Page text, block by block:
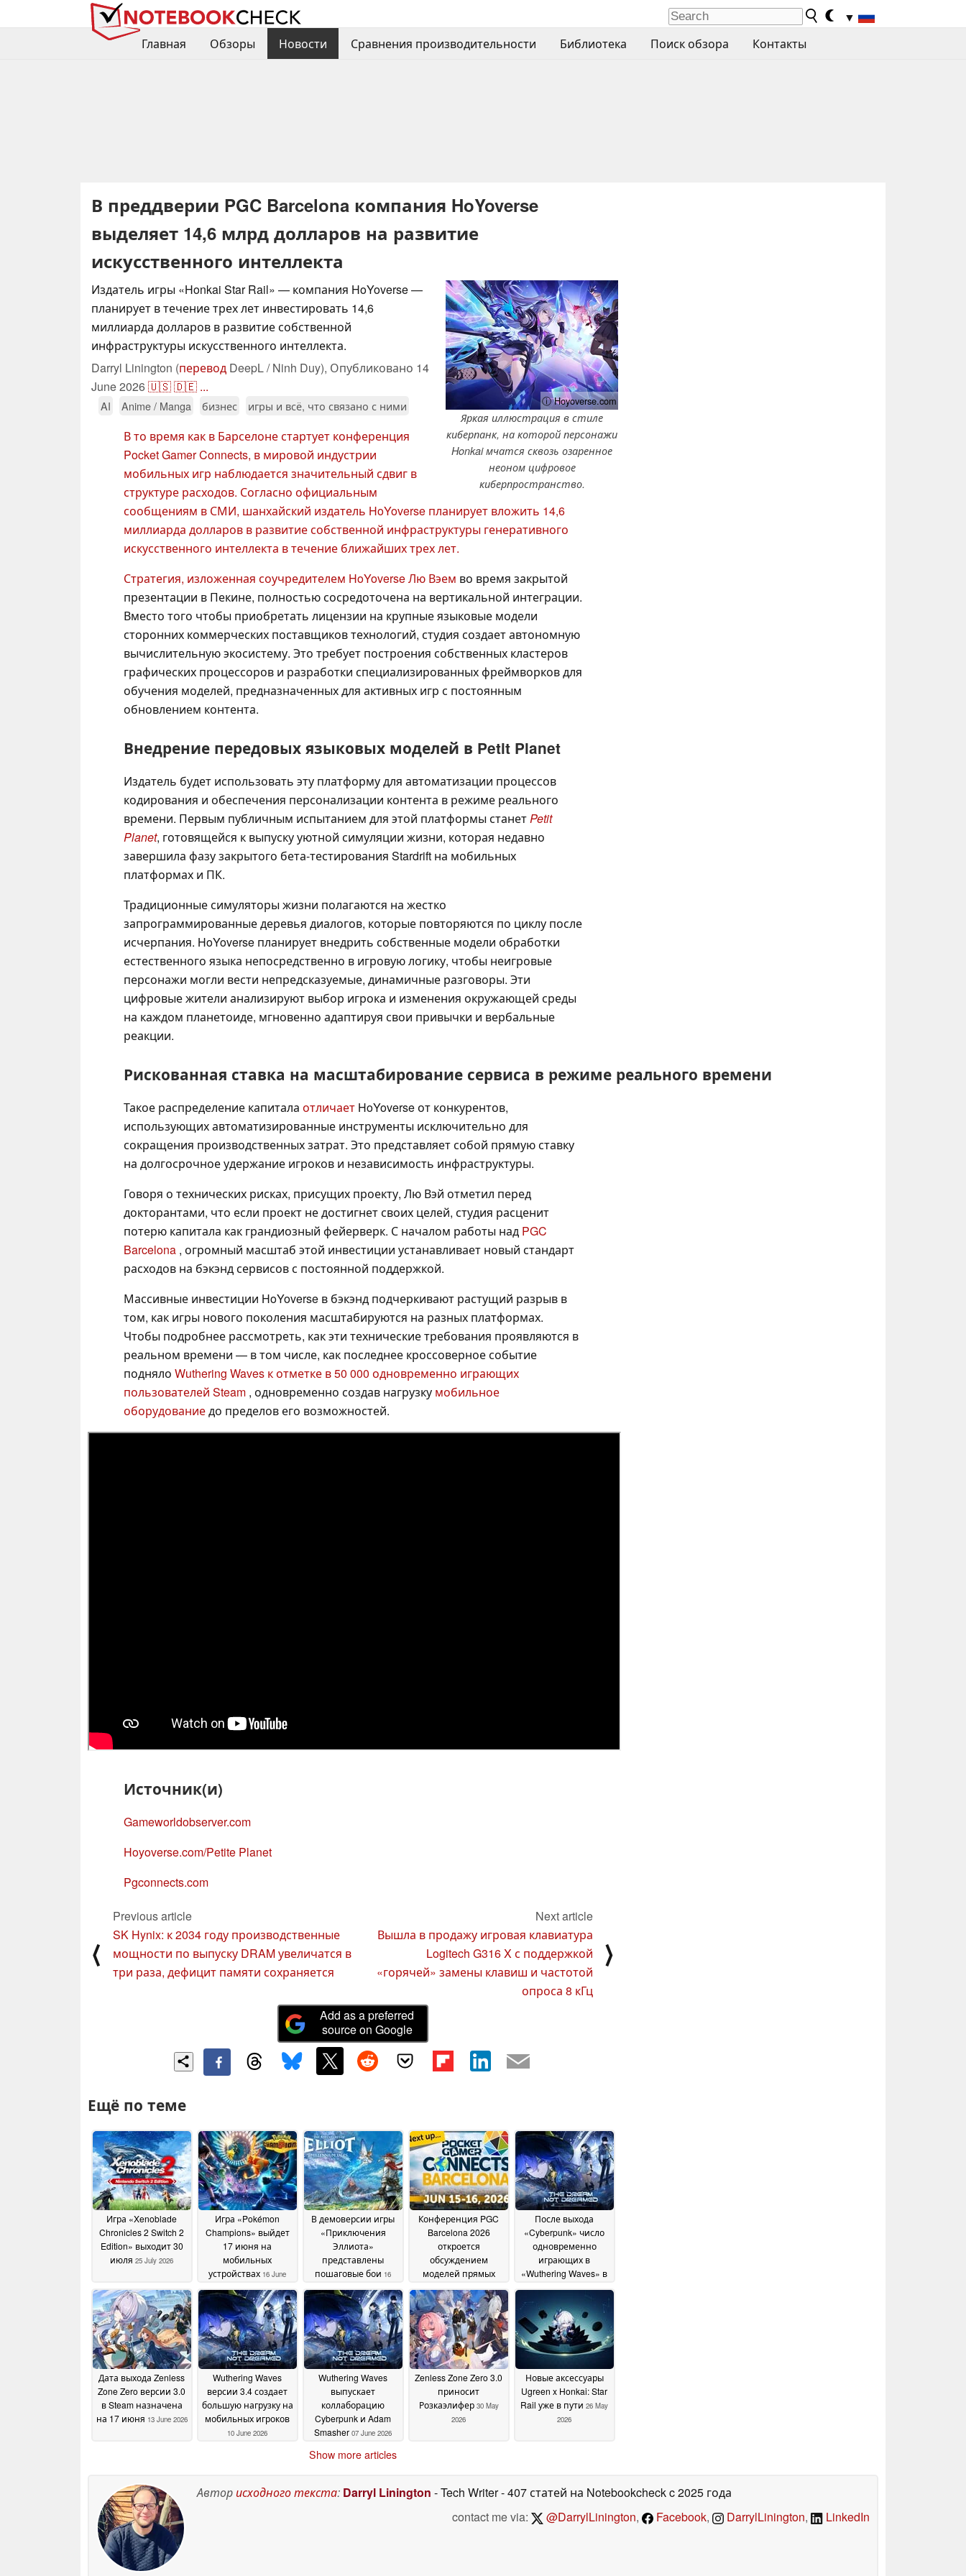
▼
Главная
Обзоры Новости Сравнения производительности Библиотека Поиск обзора Контакты
В преддверии PGC Barcelona компания HoYoverse
выделяет 14,6 млрд долларов на развитие
искусственного интеллекта
ⓘ Hoyoverse.com
Яркая иллюстрация в стиле
киберпанк, на которой персонажи
Honkai мчатся сквозь озаренное
неоном цифровое
киберпространство.
Издатель игры «Honkai Star Rail» — компания HoYoverse —
планирует в течение трех лет инвестировать 14,6
миллиарда долларов в развитие собственной
инфраструктуры искусственного интеллекта.
Darryl Linington (перевод DeepL / Ninh Duy), Опубликовано 14
June 2026🇺🇸🇩🇪 ...
AI Anime / Manga бизнес игры и всё, что связано с ними
В то время как в Барселоне стартует конференция
Pocket Gamer Connects, в мировой индустрии
мобильных игр наблюдается значительный сдвиг в
структуре расходов. Согласно официальным
сообщениям в СМИ, шанхайский издатель HoYoverse планирует вложить 14,6
миллиарда долларов в развитие собственной инфраструктуры генеративного
искусственного интеллекта в течение ближайших трех лет.
Стратегия, изложенная соучредителем HoYoverse Лю Вэем во время закрытой
презентации в Пекине, полностью сосредоточена на вертикальной интеграции.
Вместо того чтобы приобретать лицензии на крупные языковые модели
сторонних коммерческих поставщиков технологий, студия создает автономную
вычислительную экосистему. Это требует построения собственных кластеров
графических процессоров и разработки специализированных фреймворков для
обучения моделей, предназначенных для активных игр с постоянным
обновлением контента.
Внедрение передовых языковых моделей в Petit Planet
Издатель будет использовать эту платформу для автоматизации процессов
кодирования и обеспечения персонализации контента в режиме реального
времени. Первым публичным испытанием для этой платформы станетPetit
Planet, готовящейся к выпуску уютной симуляции жизни, которая недавно
завершила фазу закрытого бета-тестирования Stardrift на мобильных
платформах и ПК.
Традиционные симуляторы жизни полагаются на жестко
запрограммированные деревья диалогов, которые повторяются по циклу после
исчерпания. HoYoverse планирует внедрить собственные модели обработки
естественного языка непосредственно в игровую логику, чтобы неигровые
персонажи могли вести непредсказуемые, динамичные разговоры. Эти
цифровые жители анализируют выбор игрока и изменения окружающей среды
на каждом планетоиде, мгновенно адаптируя свои привычки и вербальные
реакции.
Рискованная ставка на масштабирование сервиса в режиме реального времени
Такое распределение капитала отличает HoYoverse от конкурентов,
использующих автоматизированные инструменты исключительно для
сокращения производственных затрат. Это представляет собой прямую ставку
на долгосрочное удержание игроков и независимость инфраструктуры.
Говоря о технических рисках, присущих проекту, Лю Вэй отметил перед
докторантами, что если проект не достигнет своих целей, студия расценит
потерю капитала как грандиозный фейерверк. С началом работы над PGC
Barcelona , огромный масштаб этой инвестиции устанавливает новый стандарт
расходов на бэкэнд сервисов с постоянной поддержкой.
Массивные инвестиции HoYoverse в бэкэнд подчеркивают растущий разрыв в
том, как игры нового поколения масштабируются на разных платформах.
Чтобы подробнее рассмотреть, как эти технические требования проявляются в
реальном времени — в том числе, как последнее кроссоверное событие
подняло Wuthering Waves к отметке в 50 000 одновременно играющих
пользователей Steam , одновременно создав нагрузку мобильное
оборудованиедо пределов его возможностей.
Источник(и)
Gameworldobserver.com
Hoyoverse.com/Petite Planet
Pgconnects.com
⟨
Previous article
SK Hynix: к 2034 году производственные
мощности по выпуску DRAM увеличатся в
три раза, дефицит памяти сохраняется
Next article
Вышла в продажу игровая клавиатура
Logitech G316 X с поддержкой
«горячей» замены клавиш и частотой
опроса 8 кГц
⟩
Add as a preferred
source on Google
Ещё по теме
Игра «Xenoblade
Chronicles 2 Switch 2
Edition» выходит 30
июля 25 July 2026
Игра «Pokémon
Champions» выйдет
17 июня на
мобильных
устройствах 16 June
2026
В демоверсии игры
«Приключения
Эллиота»
представлены
пошаговые бои 16
June 2026
Конференция PGC
Barcelona 2026
откроется
обсуждением
моделей прямых
потребителю (D2C)
15 June 2026
После выхода
«Cyberpunk» число
одновременно
играющих в
«Wuthering Waves» в
к 50 000
13 June 2026
Дата выхода Zenless
Zone Zero версии 3.0
в Steam назначена
на 17 июня 13 June 2026
Wuthering Waves
версии 3.4 создает
большую нагрузку на
мобильных игроков
10 June 2026
Wuthering Waves
выпускает
коллаборацию
Cyberpunk и Adam
Smasher 07 June 2026
Zenless Zone Zero 3.0
приносит
Розкаэлифер 30 May
2026
Новые аксессуары
Ugreen x Honkai: Star
Rail уже в пути 26 May
2026
Show more articles
Авторисходного текста: Darryl Linington - Tech Writer- 407 статей на Notebookcheckc 2025 года
contact me via:
@DarrylLinington, Facebook, DarrylLinington, LinkedIn